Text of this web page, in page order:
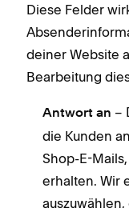
Diese Felder
deiner Website
Bearbeitung
Antwort an –
die Kunden
Shop-E-
erhalten. Wir